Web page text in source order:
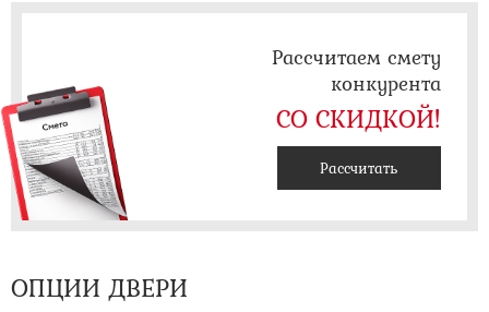
Рассчитаем смету
конкурента
СО СКИДКОЙ!
Рассчитать
ОПЦИИ ДВЕРИ